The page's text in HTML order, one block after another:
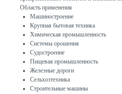
Область применения
Машиностроение
Крупная бытовая техника
Химическая промышленность
Системы орошения
Судостроение
Пищевая промышленность
Железные дороги
Сельхозтехника
Строительные машины